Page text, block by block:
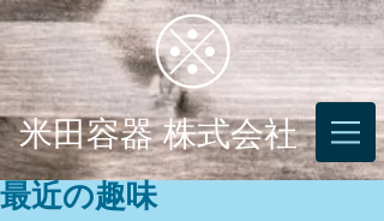
米田容器 株式会社
最近の趣味